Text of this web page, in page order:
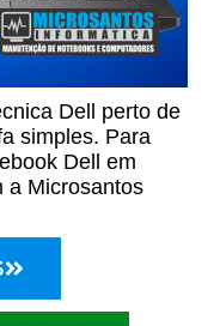
Dell perto de
simples. Para
Dell em
a Microsantos